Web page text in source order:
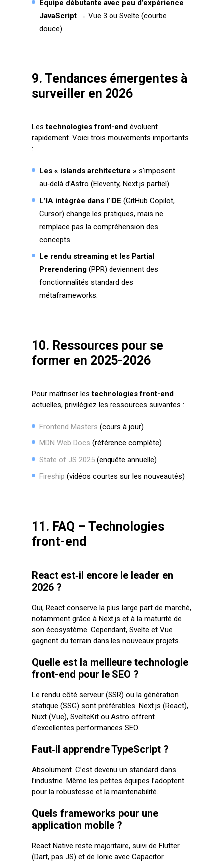
Équipe débutante avec peu d’expérience
JavaScript→ Vue 3 ou Svelte (courbe
douce).
9. Tendances émergentes à
surveiller en 2026
Lestechnologies front-end évoluent
rapidement. Voici trois mouvements importants
:
Les « islands architecture » s’imposent
au‑delà d’Astro (Eleventy, Next.js partiel).
L’IA intégrée dans l’IDE (GitHub Copilot,
Cursor) change les pratiques, mais ne
remplace pas la compréhension des
concepts.
Le rendu streaming et les Partial
Prerendering(PPR) deviennent des
fonctionnalités standard des
métaframeworks.
10. Ressources pour se
former en 2025-2026
Pour maîtriser lestechnologies front-end
actuelles, privilégiez les ressources suivantes :
Frontend Masters (cours à jour)
MDN Web Docs (référence complète)
State of JS 2025(enquête annuelle)
Fireship (vidéos courtes sur les nouveautés)
11. FAQ – Technologies
front-end
React est‑il encore le leader en
2026 ?
Oui, React conserve la plus large part de marché,
notamment grâce à Next.js et à la maturité de
son écosystème. Cependant, Svelte et Vue
gagnent du terrain dans les nouveaux projets.
Quelle est la meilleure technologie
front-end pour le SEO ?
Le rendu côté serveur (SSR) ou la génération
statique (SSG) sont préférables. Next.js (React),
Nuxt (Vue), SvelteKit ou Astro offrent
d’excellentes performances SEO.
Faut‑il apprendre TypeScript ?
Absolument. C’est devenu un standard dans
l’industrie. Même les petites équipes l’adoptent
pour la robustesse et la maintenabilité.
Quels frameworks pour une
application mobile ?
React Native reste majoritaire, suivi de Flutter
(Dart, pas JS) et de Ionic avec Capacitor.